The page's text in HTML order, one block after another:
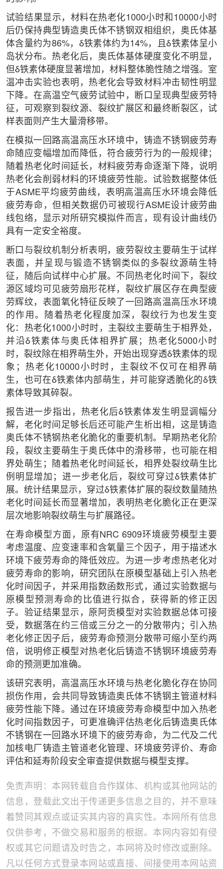
试验结果显示，材料在热老化1000小时和10000小时
后仍保持典型铸造奥氏体不锈钢双相组织，奥氏体基
体含量约为86%，δ铁素体约为14%，且δ铁素体呈小
岛状分布。热老化后，奥氏体基体硬度变化不明显，
但δ铁素体硬度显著增加，材料整体脆性随之增强。室
温冲击实验也表明，热老化会导致材料冲击韧性明显
下降。在高温空气疲劳试验中，断口呈现典型疲劳特
征，可观察到裂纹源、裂纹扩展区和最终断裂区，试
样表面则产生大量滑移带。
在模拟一回路高温高压水环境中，铸造不锈钢疲劳寿
命随应变幅增加而降低，符合疲劳行为的一般规律；
随着热老化时间延长，材料疲劳寿命逐渐下降，说明
热老化会削弱材料的环境疲劳性能。试验数据整体低
于ASME平均疲劳曲线，表明高温高压水环境会降低
疲劳寿命，但相关数据仍可被现行ASME设计疲劳曲
线包络，显示对所研究模拟件而言，现有设计曲线仍
具有一定安全裕度。
断口与裂纹机制分析表明，疲劳裂纹主要萌生于试样
表面，并呈现与锻造不锈钢类似的多裂纹源萌生特
征，随后向试样中心扩展。不同热老化时间下，裂纹
源区域均可见疲劳扇形花样，裂纹扩展区存在典型疲
劳辉纹，表面氧化特征反映了一回路高温高压水环境
的作用。随着热老化程度加深，裂纹行为也发生变
化：热老化1000小时时，主裂纹主要萌生于相界处，
并沿δ铁素体与奥氏体相界扩展；热老化5000小时
时，裂纹除在相界萌生外，开始出现穿透δ铁素体的现
象；热老化10000小时时，主裂纹不仅可在相界萌
生，也可在δ铁素体内部萌生，并可能穿透脆化的δ铁
素体导致其碎裂。
报告进一步指出，热老化后δ铁素体发生明显调幅分
解，老化时间足够长后还可能产生析出相，这是铸造
奥氏体不锈钢热老化脆化的重要机制。早期热老化阶
段，裂纹主要萌生于奥氏体中的滑移带，也可能在相
界处萌生；随着热老化时间延长，相界处裂纹萌生比
例明显增加；进一步老化后，裂纹可穿过δ铁素体扩
展。统计结果显示，穿过δ铁素体扩展的裂纹数量随热
老化时间延长而显著增加，表明热老化脆化正在更深
层次地影响裂纹萌生与扩展路径。
在寿命模型方面，原有NRC 6909环境疲劳模型主要
考虑温度、应变速率和含氧量三个因子，用于描述水
环境下疲劳寿命的降低效应。为进一步考虑热老化对
疲劳寿命的影响，研究团队在原模型基础上引入热老
化时间因子，并采用指数函数形式，通过实验数据与
原模型预测寿命的比值进行拟合，获得新的修正因
子。验证结果显示，原阿贡模型对实验数据总体可接
受，数据落在约三倍或三分之一的分散带内；引入热
老化修正因子后，疲劳寿命预测分散带可缩小至约两
倍，说明修正模型对热老化后铸造不锈钢环境疲劳寿
命的预测更加准确。
该研究表明，高温高压水环境与热老化脆化存在协同
损伤作用，会共同导致铸造奥氏体不锈钢主管道材料
疲劳性能下降。通过在环境疲劳寿命模型中加入热老
化时间指数因子，可更准确评估热老化后铸造奥氏体
不锈钢在一回路水环境下的疲劳寿命，为二代及二代
加核电厂铸造主管道老化管理、环境疲劳评价、寿命
评估和延寿阶段安全审查提供数据与模型支撑。
免责声明：本网转载自合作媒体、机构或其他网站的
信息，登载此文出于传递更多信息之目的，并不意味
着赞同其观点或证实其内容的真实性。本网所有信息
仅供参考，不做交易和服务的根据。本网内容如有侵
权或其它问题请及时告之，本网将及时修改或删除。
凡以任何方式登录本网站或直接、间接使用本网站资